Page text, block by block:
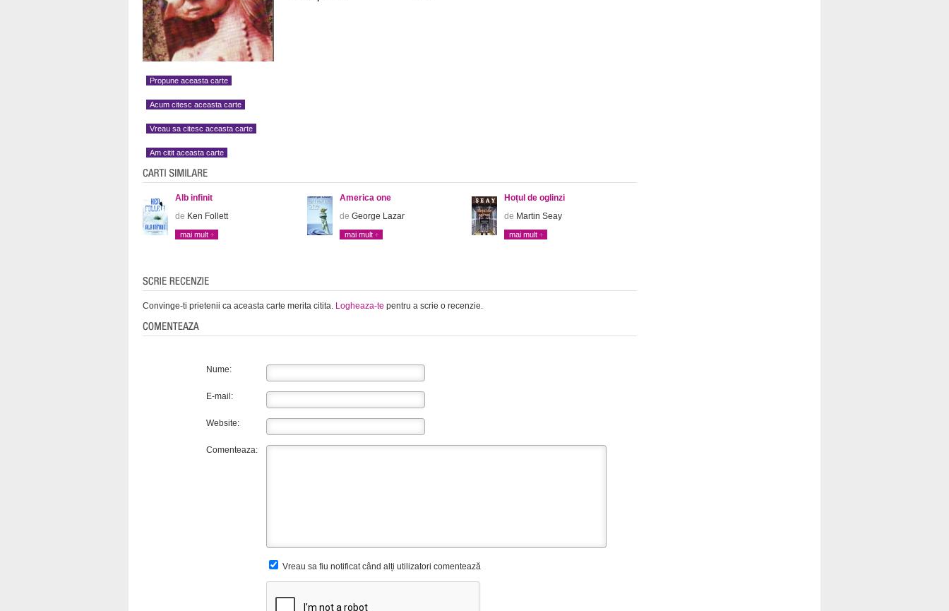
Propune aceasta carte
Acum citesc aceasta carte
Vreau sa citesc aceasta carte
Am citit aceasta carte
Alb infinit
de Ken Follett
mai mult
America one
de George Lazar
mai mult
Hoțul de oglinzi
de Martin Seay
mai mult
Convinge-ti prietenii ca aceasta carte merita citita. Logheaza-te pentru a scrie o recenzie.
Nume:
E-mail:
Website:
Comenteaza:
Vreau sa fiu notificat când alți utilizatori comentează